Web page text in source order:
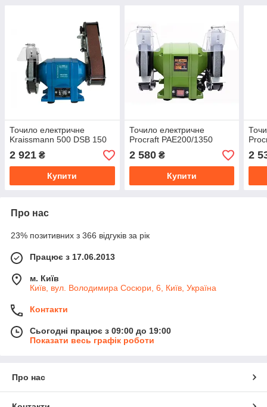
Точило електричне
Kraissmann 500 DSB 150
2 921 ₴
Купити
Точило електричне
Procraft PAE200/1350
2 580₴
Купити
2
Про нас
23% позитивних з 366 відгуків за рік
Працює з 17.06.2013
м. Київ
Київ, вул. Володимира Сосюри, 6, Київ, Україна
Контакти
Сьогодні працює з 09:00 до 19:00
Показати весь графік роботи
Про нас